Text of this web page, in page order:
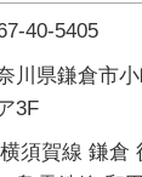
40-5405
川県鎌倉市
3F
須賀線 鎌倉